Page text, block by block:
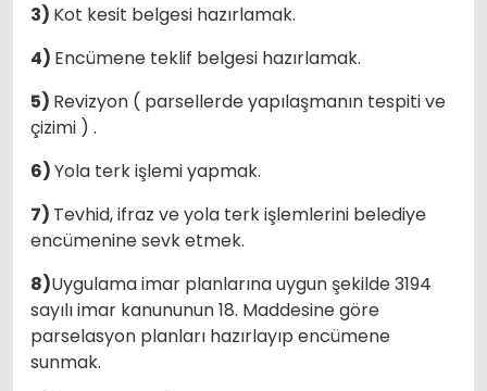
3) Kot kesit belgesi hazırlamak.
4) Encümene teklif belgesi hazırlamak.
5) Revizyon ( parsellerde yapılaşmanın tespiti ve
çizimi ) .
6)Yola terk işlemi yapmak.
7) Tevhid, ifraz ve yola terk işlemlerini belediye
encümenine sevk etmek.
8)Uygulama imar planlarına uygun şekilde 3194
sayılı imar kanununun 18. Maddesine göre
parselasyon planları hazırlayıp encümene
sunmak.